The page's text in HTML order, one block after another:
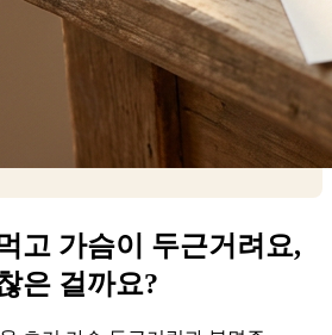
고 가슴이 두근거려요,
은 걸까요?